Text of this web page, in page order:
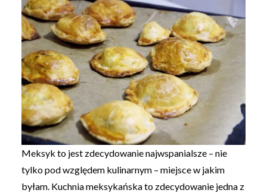
Meksyk to jest zdecydowanie najwspanialsze – nie
tylko pod względem kulinarnym – miejsce w jakim
byłam. Kuchnia meksykańska to zdecydowanie jedna z